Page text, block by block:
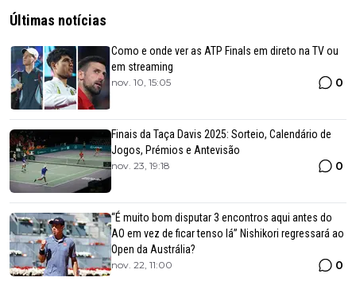
Últimas notícias
Como e onde ver as ATP Finals em direto na TV ou
em streaming
nov. 10, 15:05 0
Finais da Taça Davis 2025: Sorteio, Calendário de
Jogos, Prémios e Antevisão
nov. 23, 19:18 0
“É muito bom disputar 3 encontros aqui antes do
AO em vez de ficar tenso lá” Nishikori regressará ao
Open da Austrália?
nov. 22, 11:00 0